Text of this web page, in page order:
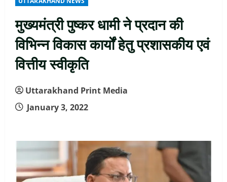
मुख्यमंत्री पुष्कर धामी ने प्रदान की
विभिन्न विकास कार्यों हेतु प्रशासकीय एवं
वित्तीय स्वीकृति
Uttarakhand Print Media
January 3, 2022